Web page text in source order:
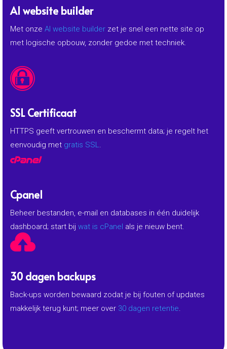
AI website builder
Met onze AI website builderzet je snel een nette site op
met logische opbouw, zonder gedoe met techniek.

SSL Certificaat
HTTPS geeft vertrouwen en beschermt data; je regelt het
eenvoudig met gratis SSL.

Cpanel
Beheer bestanden, e-mail en databases in één duidelijk
dashboard; start bij wat is cPanel als je nieuw bent.

30 dagen backups
Back-ups worden bewaard zodat je bij fouten of updates
makkelijk terug kunt; meer over 30 dagen retentie.